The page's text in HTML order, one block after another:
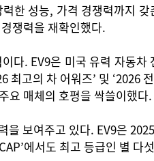
한 성능, 가격 경쟁력까지
쟁력을 재확인했다.
다. EV9은 미국 유력 자동차
최고의 차 어워즈’ 및 ‘2026
요 매체의 호평을 싹쓸이했다.
을 보여주고 있다. EV9은
에서도 최고 등급인 별 다